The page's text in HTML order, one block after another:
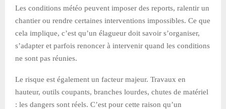
Les conditions météo peuvent imposer des reports, ralentir un
chantier ou rendre certaines interventions impossibles. Ce que
cela implique, c’est qu’un élagueur doit savoir s’organiser,
s’adapter et parfois renoncer à intervenir quand les conditions
ne sont pas réunies.
Le risque est également un facteur majeur. Travaux en
hauteur, outils coupants, branches lourdes, chutes de matériel
: les dangers sont réels. C’est pour cette raison qu’un